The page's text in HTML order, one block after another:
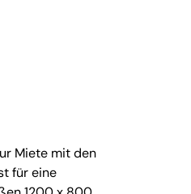
Miete mit den
für eine